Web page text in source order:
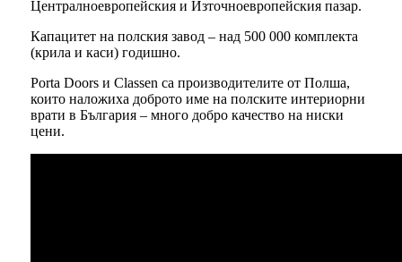
Централноевропейския и Източноевропейския пазар.
Капацитет на полския завод – над 500 000 комплекта
(крила и каси) годишно.
Porta Doors и Classen са производителите от Полша,
които наложиха доброто име на полските интериорни
врати в България – много добро качество на ниски
цени.